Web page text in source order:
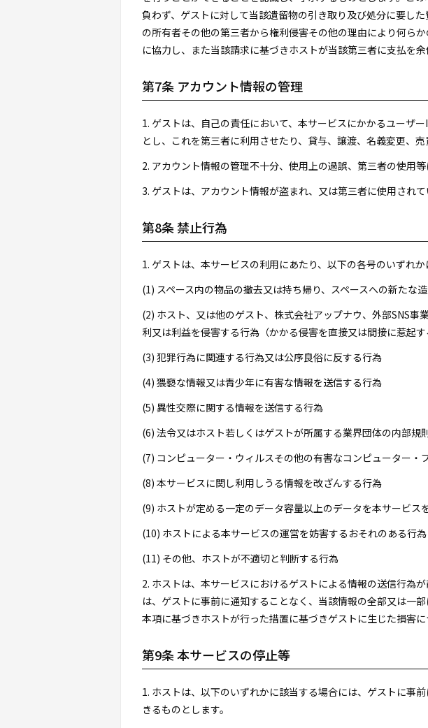
負わず、ゲストに対して当該遺留物の引き取り及び処分に要し
の所有者その他の第三者から権利侵害その他の理由により何ら
に協力し、また当該請求に基づきホストが当該第三者に支払を
第7条 アカウント情報の管理
1. ゲストは、自己の責任において、本サービスにかかるユーザ
とし、これを第三者に利用させたり、貸与、譲渡、名義変更、売
2. アカウント情報の管理不十分、使用上の過誤、第三者の使用
3. ゲストは、アカウント情報が盗まれ、又は第三者に使用され
第8条 禁止行為
1. ゲストは、本サービスの利用にあたり、以下の各号のいずれ
(1) スペース内の物品の撤去又は持ち帰り、スペースへの新たな
(2) ホスト、又は他のゲスト、株式会社アップナウ、外部SNS
利又は利益を侵害する行為（かかる侵害を直接又は間接に惹起す
(3) 犯罪行為に関連する行為又は公序良俗に反する行為
(4) 猥褻な情報又は青少年に有害な情報を送信する行為
(5) 異性交際に関する情報を送信する行為
(6) 法令又はホスト若しくはゲストが所属する業界団体の内部規
(7) コンピューター・ウィルスその他の有害なコンピューター・
(8) 本サービスに関し利用しうる情報を改ざんする行為
(9) ホストが定める一定のデータ容量以上のデータを本サービス
(10) ホストによる本サービスの運営を妨害するおそれのある行為
(11) その他、ホストが不適切と判断する行為
2. ホストは、本サービスにおけるゲストによる情報の送信行為
は、ゲストに事前に通知することなく、当該情報の全部又は一
本項に基づきホストが行った措置に基づきゲストに生じた損害に
第9条 本サービスの停止等
1. ホストは、以下のいずれかに該当する場合には、ゲストに事
きるものとします。